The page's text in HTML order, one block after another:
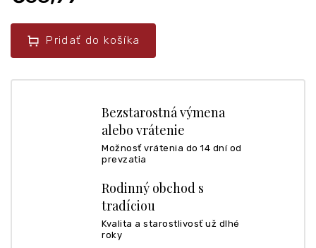
Pridať do košíka
Bezstarostná výmena
alebo vrátenie
Možnosť vrátenia do 14 dní od
prevzatia
Rodinný obchod s
tradíciou
Kvalita a starostlivosť už dlhé
roky